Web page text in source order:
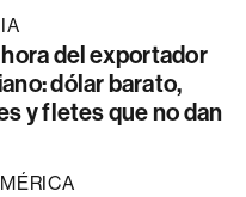
del exportador
dólar barato,
y fletes que no dan